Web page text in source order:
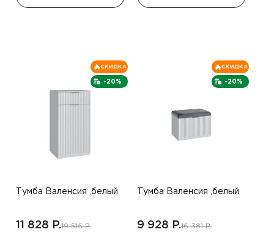
-20%
СКИДКА
Тумба Валенсия ,белый
11 828 P.19 516 P.
-20%
СКИДКА
Тумба Валенсия ,белый
9 928 P.16 381 P.